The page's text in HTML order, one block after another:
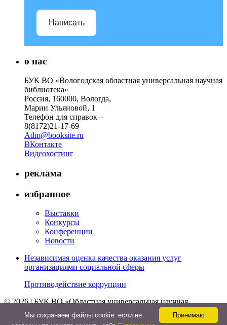
Написать
о нас
БУК ВО «Вологодская областная универсальная научная
библиотека»
Россия, 160000, Вологда,
Марии Ульяновой, 1
Телефон для справок –
8(8172)21-17-69
Adm@booksite.ru
ВКонтакте
Видеохостинг
реклама
избранное
Выставки
Конкурсы
Конференции
Новости
Независимая оценка качества оказания услуг
организациями социальной сферы
Противодействие коррупции
© 2026 | БУК ВО «Областная универсальная научная
библиотека»
Принимаю
Мы cохраняем файлы cookie: если не